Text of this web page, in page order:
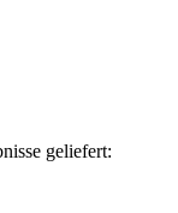
geliefert: